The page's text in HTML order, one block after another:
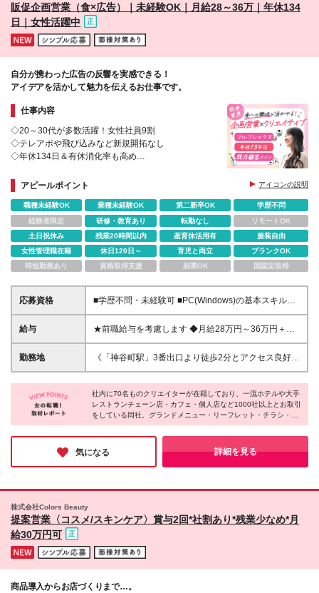
販促企画営業（食×広告）｜未経験OK｜月給28～36万｜年休134
日｜女性活躍中
自分が携わった広告の反響を実感できる！
アイデアを活かして魅力を伝えるお仕事です。
仕事内容
◇20～30代が多数活躍！女性社員9割
◇テレアポや飛び込みなど新規開拓なし
◇年休134日＆有休消化率も高め
アピールポイント
アイコンの説明
職種未経験OK 業種未経験OK 第二新卒OK
学歴不問
経験者限定
研修・教育あり 転勤なし
リモートOK
土日祝休み
残業20時間以内 産育休活用有
服装自由
女性管理職在籍
休日120日～ 育児と両立
ブランクOK
時短勤務あり
資格取得支援 副業OK 国認定取得
応募資格
■学歴不問・未経験可 ■PC(Windows)の基本スキルが
ある方 └メール・Word・Excelの基本操作 ＜未経験で
も安心のスタート＞ ホテルやアパレル等、対人経験
みなしの既存中心で、知識は入社後に学べるのでご安
心ください◎ お客様の商品の魅力を伝え、売上アッ
なく、お客様の想いに寄り添い、 共に成果を出して
直接喜んでいただける時は、 大きなやりがいを感じ
られます。 短期ではなく、長期的なお付き合いがで
給与
★前職給与を考慮します ◆月給28万円～36万円＋賞
与年2回 ※経験・能力・前職給与を考慮し、話し合い
の上で決定いたします。 ※上記金額には固定残業代
リフレッシュ休暇がありません（その他、期間中の給
与・雇用形態に差異はありません）
勤務地
《「神谷町駅」3番出口より徒歩2分とアクセス良好》
■本社：東京都港区虎ノ門3-23-6 RBM虎ノ門ビル ＊
交通アクセス抜群！ 麻布台ヒルズすぐの好立地なの
で ランチや仕事帰りのショッピングも楽しめる環境
です。 (変更の範囲)上記を除く当社関連勤務地
社内に70名ものクリエイターが在籍しており、一流ホテルや大手
レストランチェーン店・カフェ・個人店など1000社以上とお取引
をしている同社。グランドメニュー・リーフレット・チラシ・看
板・ロゴ・パッケージや、Webサイト制作・デジタルサイネー
ジ・SNS施策・動画制作などの企画から制作、広告運営までワン
ストップで手がけている点が特長です。飲食業界が中心のため、
食に興味がある方にもピッタリだと思います♪
気になる 詳細を見る
株式会社Colors Beauty
提案営業〈コスメ/スキンケア〉賞与2回*社割あり*残業少なめ*月
給30万円可
商品導入からお店づくりまで…。